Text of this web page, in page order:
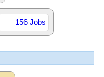
156 Jobs